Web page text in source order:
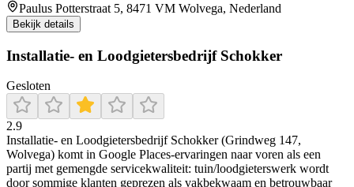
Paulus Potterstraat 5, 8471 VM Wolvega, Nederland
Bekijk details
Installatie- en Loodgietersbedrijf Schokker
Gesloten
2.9
Installatie- en Loodgietersbedrijf Schokker (Grindweg 147,
Wolvega) komt in Google Places-ervaringen naar voren als een
partij met gemengde servicekwaliteit: tuin/loodgieterswerk wordt
door sommige klanten geprezen als vakbekwaam en betrouwbaar